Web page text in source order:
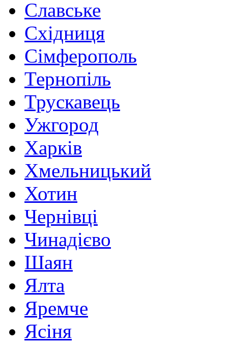
Славське
Східниця
Сімферополь
Тернопіль
Трускавець
Ужгород
Харків
Хмельницький
Хотин
Чернівці
Чинадієво
Шаян
Ялта
Яремче
Ясіня